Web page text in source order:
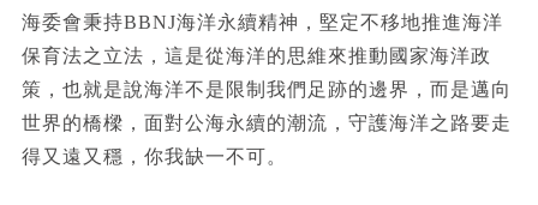
海委會秉持BBNJ海洋永續精神，堅定不移地推進海洋
保育法之立法，這是從海洋的思維來推動國家海洋政
策，也就是說海洋不是限制我們足跡的邊界，而是邁向
世界的橋樑，面對公海永續的潮流，守護海洋之路要走
得又遠又穩，你我缺一不可。